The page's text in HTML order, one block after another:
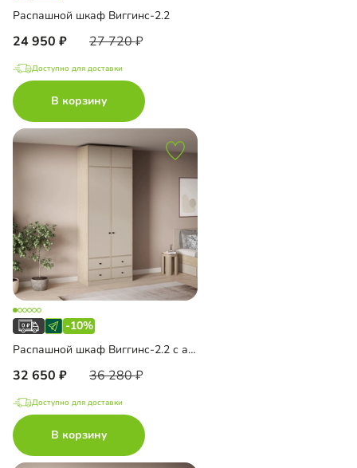
Распашной шкаф Виггинс-2.2
24 950 27 720
Доступно для доставки
В корзину
-10%
Распашной шкаф Виггинс-2.2 с антресолью
32 650 36 280
Доступно для доставки
В корзину